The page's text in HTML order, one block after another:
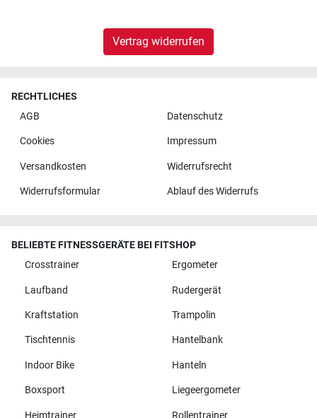
Vertrag widerrufen
RECHTLICHES
AGB
Datenschutz
Cookies Impressum
Versandkosten Widerrufsrecht
Widerrufsformular Ablauf des Widerrufs
BELIEBTE FITNESSGERÄTE BEI FITSHOP
Crosstrainer
Ergometer
Laufband Rudergerät
Kraftstation Trampolin
Tischtennis Hantelbank
Indoor Bike Hanteln
Boxsport Liegeergometer
Heimtrainer Rollentrainer